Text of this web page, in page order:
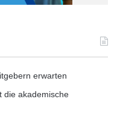
erwarten
die akademische